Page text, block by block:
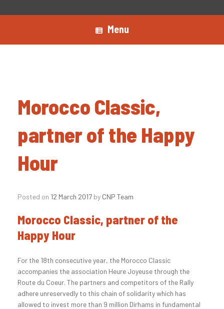
Menu
Morocco Classic,
partner of the Happy
Hour
Posted on 12 March 2017 by CNP Team
Morocco Classic, partner of the
Happy Hour
For the 18th consecutive year, the Morocco Classic
accompanies the association Heure Joyeuse through the
Route du Coeur. The partners and competitors of the Rally
adhere unreservedly to this chain of solidarity which has
allowed to invest more than 9 million Dirhams in fundamental